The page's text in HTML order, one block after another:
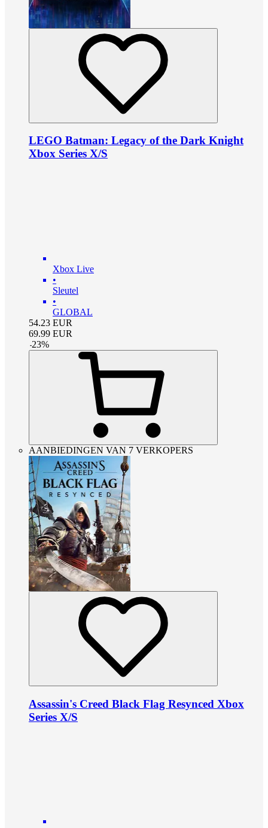
LEGO Batman: Legacy of the Dark Knight
Xbox Series X/S
Xbox Live
•
Sleutel
•
GLOBAL
54.23 EUR
69.99 EUR
-23%
AANBIEDINGEN VAN 7 VERKOPERS
Assassin's Creed Black Flag Resynced Xbox
Series X/S